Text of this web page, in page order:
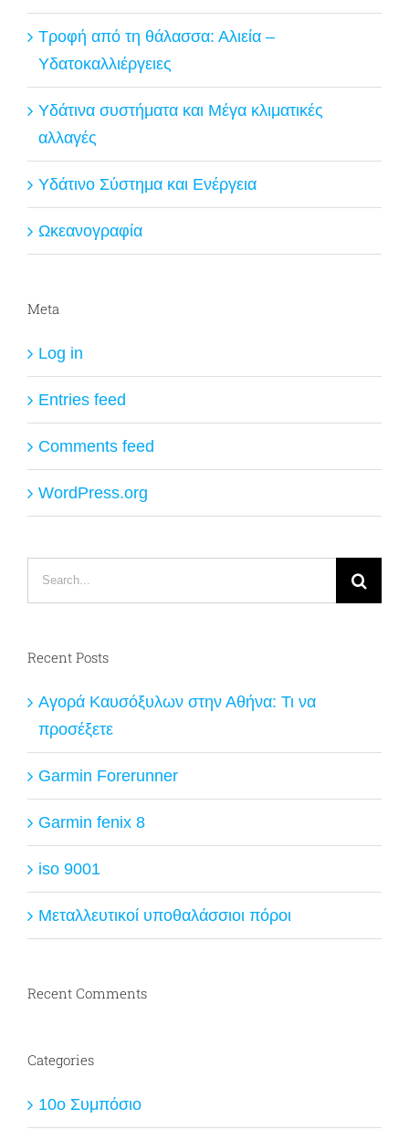
Τροφή από τη θάλασσα: Αλιεία –
Υδατοκαλλιέργειες
Υδάτινα συστήματα και Μέγα κλιματικές
αλλαγές
Υδάτινο Σύστημα και Ενέργεια
Ωκεανογραφία
Meta
Log in
Entries feed
Comments feed
WordPress.org
Recent Posts
Αγορά Καυσόξυλων στην Αθήνα: Τι να
προσέξετε
Garmin Forerunner
Garmin fenix 8
iso 9001
Μεταλλευτικοί υποθαλάσσιοι πόροι
Recent Comments
Categories
10ο Συμπόσιο